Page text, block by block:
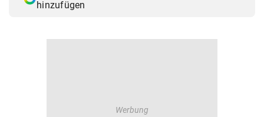
Muthgasse 2, 1190 Wien
hinzufügen